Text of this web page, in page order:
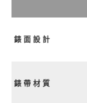
錶 面 設 計
錶 帶 材 質